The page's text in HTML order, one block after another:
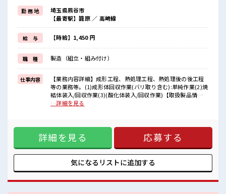
安心して寮で新生活がスタートできます♪
基本的に赴任地までの交通費が出ますので遠方の方もご安心くださ
(規定有)≪経験者優遇≫
これまでの経験を活かしませんか？
ブランクがあっても大丈夫♪
経験はちょっとだけ…という方もOK！
≪ちょっとの残業で収入アップ≫
残業は月20時間未満で、
ほどよく稼げます♪
■職場の雰囲気
明るすぎたり奇抜過ぎなければヘアカラーOK！
安心してお仕事に集中♪
程よく残業あり！
高収入もバッチリ目指せますよ！
勤 務 地
埼玉県熊谷市
【最寄駅】籠原 ／ 高崎線
給 与 【時給】1,450 円
職 種 製造（組立・組み付け）
仕事内容
【業務内容詳細】成形工程、熱処理工程、熱処理後の後工程
等の業務等。(1)成形体回収作業(バリ取り含む):単純作業(2)焼
結体装入/回収作業(3)(酸化体装入/回収作業)【取扱製品情
報】OA機器、自動車、電動工具等に使用される焼結機械部品
きたい方に、 オススメしたい寮完備のお仕事！ 担当者があな
たをしっかりサポートするので、 安心して寮で新生活がスタ
ートできます♪ 基本的に赴任地までの交通費が出ますので遠
方の方もご安心ください！ (規定有)≪経験者優遇≫ これまで
の経験を活かしませんか？ ブランクがあっても大丈夫♪ 経験
はちょっとだけ…という方もOK！ ≪ちょっとの残業で収入ア
雰囲気 明るすぎたり奇抜過ぎなければヘアカラーOK！ 仕事
の合間の息抜きは休憩室で♪ ロッカーあり！ 安心してお仕事
…詳細を見る
詳細を見る 応募する
気になるリストに追加する